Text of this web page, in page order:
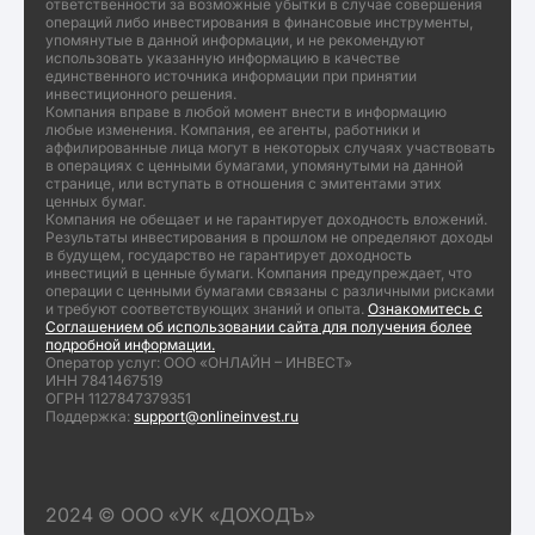
ответственности за возможные убытки в случае совершения
операций либо инвестирования в финансовые инструменты,
упомянутые в данной информации, и не рекомендуют
использовать указанную информацию в качестве
единственного источника информации при принятии
инвестиционного решения.
Компания вправе в любой момент внести в информацию
любые изменения. Компания, ее агенты, работники и
аффилированные лица могут в некоторых случаях участвовать
в операциях с ценными бумагами, упомянутыми на данной
странице, или вступать в отношения с эмитентами этих
ценных бумаг.
Компания не обещает и не гарантирует доходность вложений.
Результаты инвестирования в прошлом не определяют доходы
в будущем, государство не гарантирует доходность
инвестиций в ценные бумаги. Компания предупреждает, что
операции с ценными бумагами связаны с различными рисками
и требуют соответствующих знаний и опыта. Ознакомитесь с
Соглашением об использовании сайта для получения более
подробной информации.
Оператор услуг: ООО «ОНЛАЙН – ИНВЕСТ»
ИНН 7841467519
ОГРН 1127847379351
Поддержка: support@onlineinvest.ru
2024 © ООО «УК «ДОХОДЪ»